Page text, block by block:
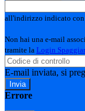
all'indirizzo indicato con
Non hai una e-mail
tramite la Login
E-mail inviata, si
Errore